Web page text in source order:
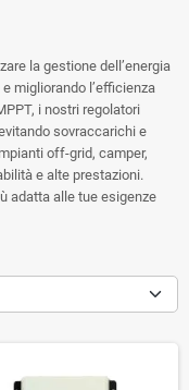
la gestione dell’energia
migliorando l’efficienza
i nostri regolatori
sovraccarichi e
off-grid, camper,
e alte prestazioni.
adatta alle tue esigenze